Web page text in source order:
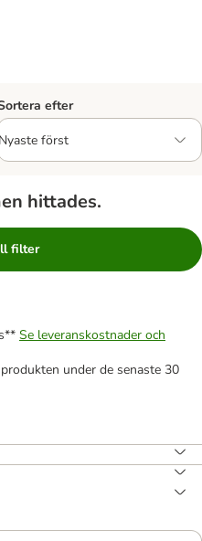
efter
hittades.
filter
Se leveranskostnader och
under de senaste 30